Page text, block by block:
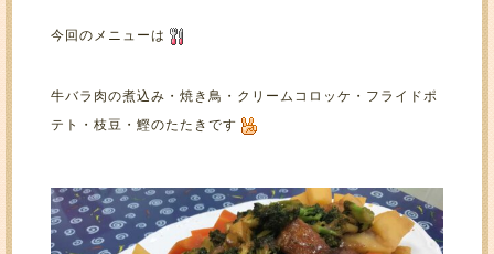
今回のメニューは
牛バラ肉の煮込み・焼き鳥・クリームコロッケ・フライドポ
テト・枝豆・鰹のたたきです